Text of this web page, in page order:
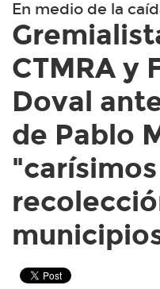
En medio de la
CTMRA y
Doval
de Pablo